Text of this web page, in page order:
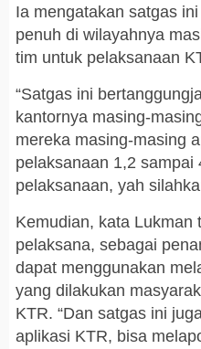
Ia mengatakan satgas
penuh di wilayahnya
tim untuk pelaksanaan
“Satgas ini
kantornya masing-
mereka masing-masing
pelaksanaan 1,2 sampai
pelaksanaan, yah
Kemudian, kata Lukman
pelaksana, sebagai
dapat menggunakan
yang dilakukan
KTR. “Dan satgas ini
aplikasi KTR, bisa